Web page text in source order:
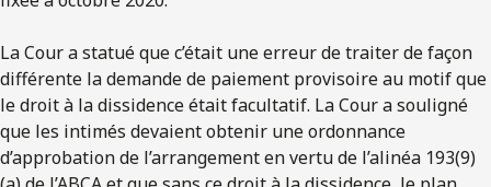
La Cour a statué que c’était une erreur de traiter de façon
différente la demande de paiement provisoire au motif que
le droit à la dissidence était facultatif. La Cour a souligné
que les intimés devaient obtenir une ordonnance
d’approbation de l’arrangement en vertu de l’alinéa 193(9)